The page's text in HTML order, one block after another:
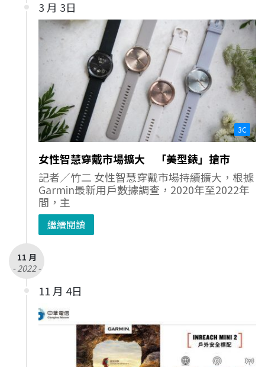
3 月 3日
3C
女性智慧穿戴市場擴大 「美型錶」搶市
記者／竹二 女性智慧穿戴市場持續擴大，根據
Garmin最新用戶數據調查，2020年至2022年
間，主
繼續閱讀
11 月
- 2022 -
11 月 4日